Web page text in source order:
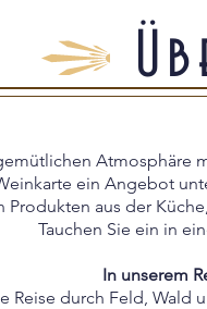
Atmosphäre
ein Angebot
Produkten aus der
Tauchen Sie ein in
In unserem
Reise durch Feld, Wald